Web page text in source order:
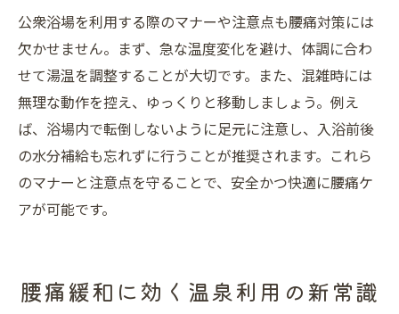
公衆浴場を利用する際のマナーや注意点も腰痛対策には
欠かせません。まず、急な温度変化を避け、体調に合わ
せて湯温を調整することが大切です。また、混雑時には
無理な動作を控え、ゆっくりと移動しましょう。例え
ば、浴場内で転倒しないように足元に注意し、入浴前後
の水分補給も忘れずに行うことが推奨されます。これら
のマナーと注意点を守ることで、安全かつ快適に腰痛ケ
アが可能です。
腰痛緩和に効く温泉利用の新常識